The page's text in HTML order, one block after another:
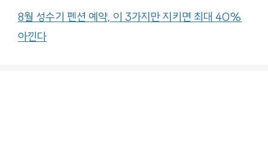
8월 성수기 펜션 예약, 이 3가지만 지키면 최대 40%
아낀다